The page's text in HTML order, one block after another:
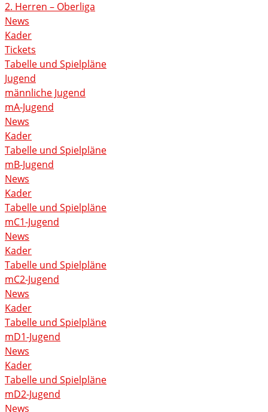
2. Herren – Oberliga
News
Kader
Tickets
Tabelle und Spielpläne
Jugend
männliche Jugend
mA-Jugend
News
Kader
Tabelle und Spielpläne
mB-Jugend
News
Kader
Tabelle und Spielpläne
mC1-Jugend
News
Kader
Tabelle und Spielpläne
mC2-Jugend
News
Kader
Tabelle und Spielpläne
mD1-Jugend
News
Kader
Tabelle und Spielpläne
mD2-Jugend
News